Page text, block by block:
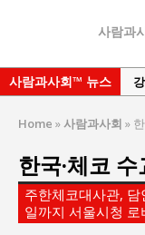
사람과
사람과사회™ 뉴스
Home »사람과사회 »
한국·체코
주한체코대사관,
일까지 서울시청 로